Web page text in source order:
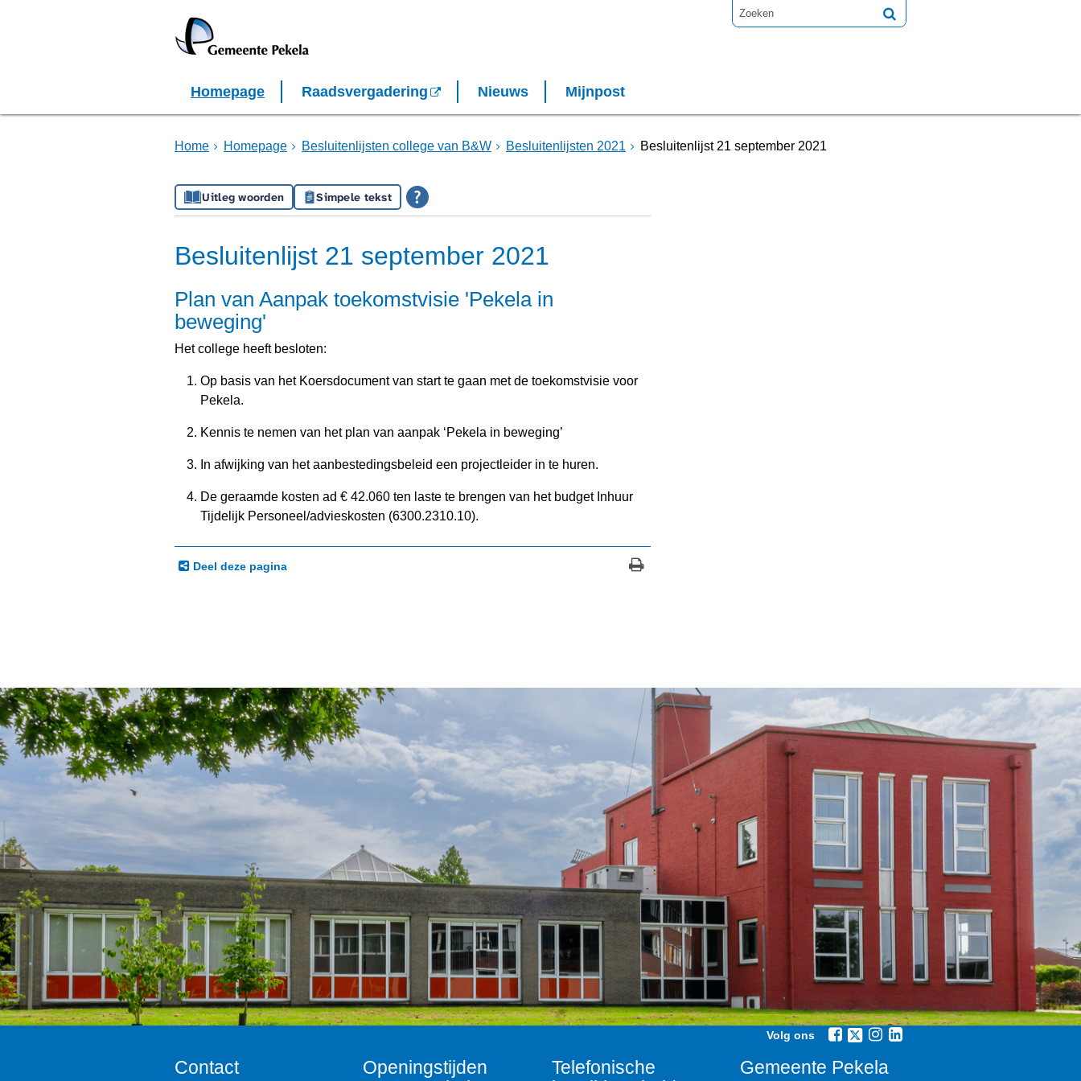
Homepage Raadsvergadering Nieuws Mijnpost
Home Homepage Besluitenlijsten college van B&W Besluitenlijsten 2021 Besluitenlijst 21 september 2021
Uitleg woorden Simpele tekst
Besluitenlijst 21 september 2021
Plan van Aanpak toekomstvisie 'Pekela in
beweging'
Het college heeft besloten:
Op basis van het Koersdocument van start te gaan met de toekomstvisie voor
Pekela.
Kennis te nemen van het plan van aanpak ‘Pekela in beweging’
In afwijking van het aanbestedingsbeleid een projectleider in te huren.
De geraamde kosten ad € 42.060 ten laste te brengen van het budget Inhuur
Tijdelijk Personeel/advieskosten (6300.2310.10).
Deel deze pagina
Volg ons
Contact
Openingstijden
Telefonische
Gemeente Pekela